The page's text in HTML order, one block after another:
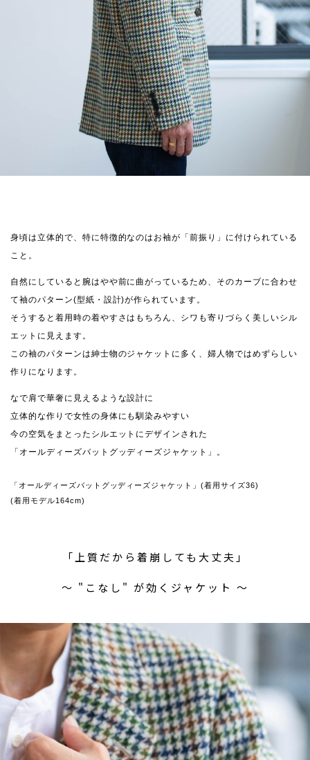
身頃は立体的で、特に特徴的なのはお袖が「前振り」に付けられている
こと。
自然にしていると腕はやや前に曲がっているため、そのカーブに合わせ
て袖のパターン(型紙・設計)が作られています。
そうすると着用時の着やすさはもちろん、シワも寄りづらく美しいシル
エットに見えます。
この袖のパターンは紳士物のジャケットに多く、婦人物ではめずらしい
作りになります。
なで肩で華奢に見えるような設計に
立体的な作りで女性の身体にも馴染みやすい
今の空気をまとったシルエットにデザインされた
「オールディーズバットグッディーズジャケット」。
「オールディーズバットグッディーズジャケット」(着用サイズ36)
(着用モデル164cm)
「上質だから着崩しても大丈夫」
〜 "こなし" が効くジャケット 〜